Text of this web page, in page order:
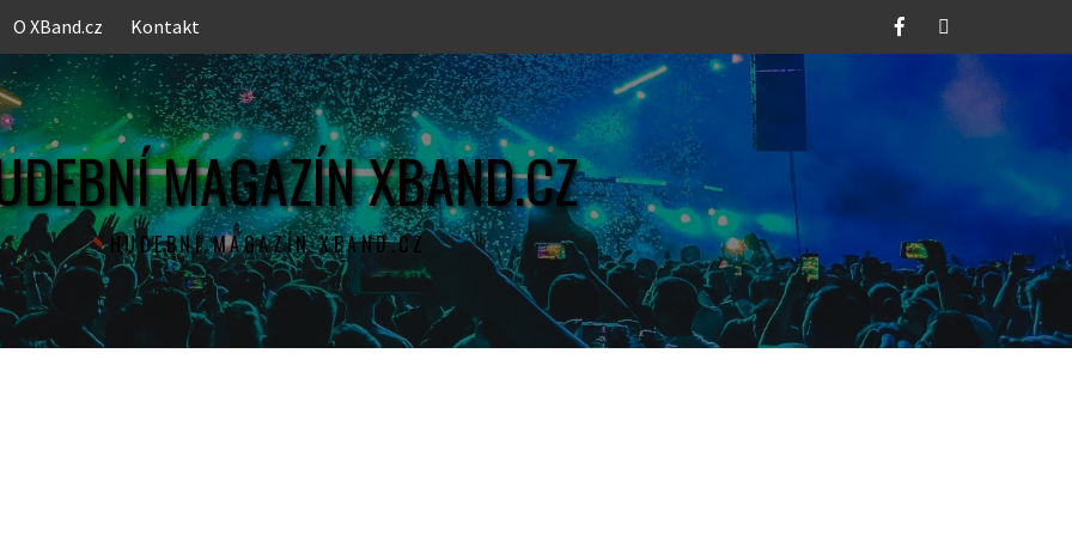
O XBand.cz Kontakt FacebookTwitter
MAGAZÍN XBAND.CZ
HUDEBNÍ MAGAZÍN XBAND.CZ